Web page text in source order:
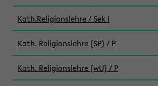
Kath.Religionslehre / Sek I
Kath. Religionslehre (SP) / P
Kath. Religionslehre (wU) / P